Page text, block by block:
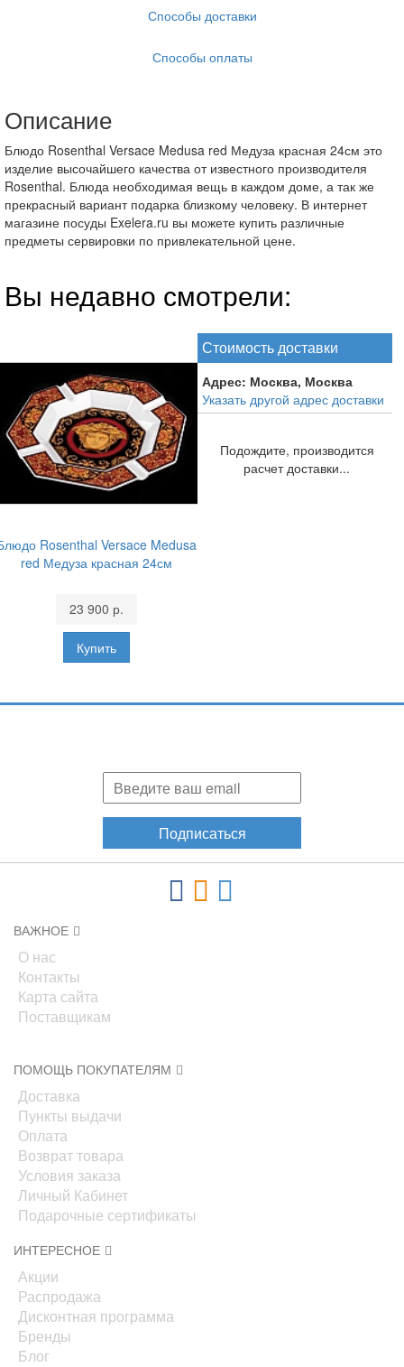
Способы доставки
Способы оплаты
Описание
Блюдо Rosenthal Versace Medusa red Медуза красная 24см это
изделие высочайшего качества от известного производителя
Rosenthal. Блюда необходимая вещь в каждом доме, а так же
прекрасный вариант подарка близкому человеку. В интернет
магазине посуды Exelera.ru вы можете купить различные
предметы сервировки по привлекательной цене.
Вы недавно смотрели:
Rosenthal Versace Medusa
red Медуза красная 24см
23 900 р.
Стоимость доставки
Адрес: Москва, Москва
Указать другой адрес доставки
Подождите, производится
расчет доставки...
Подписаться
ВАЖНОЕ
О нас
Контакты
Карта сайта
Поставщикам
ПОМОЩЬ ПОКУПАТЕЛЯМ
Доставка
Пункты выдачи
Оплата
Возврат товара
Условия заказа
Личный Кабинет
Подарочные сертификаты
ИНТЕРЕСНОЕ
Акции
Распродажа
Дисконтная программа
Бренды
Блог